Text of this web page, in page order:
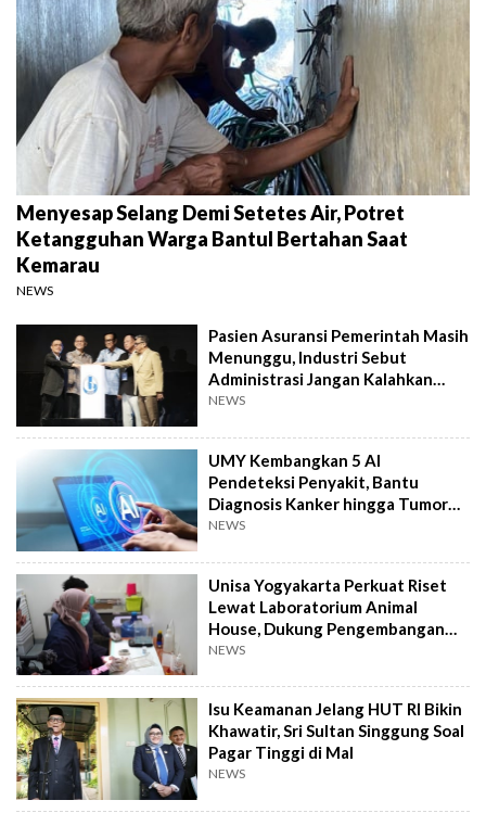
Menyesap Selang Demi Setetes Air, Potret
Ketangguhan Warga Bantul Bertahan Saat
Kemarau
NEWS
Pasien Asuransi Pemerintah Masih
Menunggu, Industri Sebut
Administrasi Jangan Kalahkan
Kemanusiaan
NEWS
UMY Kembangkan 5 AI
Pendeteksi Penyakit, Bantu
Diagnosis Kanker hingga Tumor
Otak Lebih Cepat
NEWS
Unisa Yogyakarta Perkuat Riset
Lewat Laboratorium Animal
House, Dukung Pengembangan
Kandidat Obat
NEWS
Isu Keamanan Jelang HUT RI Bikin
Khawatir, Sri Sultan Singgung Soal
Pagar Tinggi di Mal
NEWS